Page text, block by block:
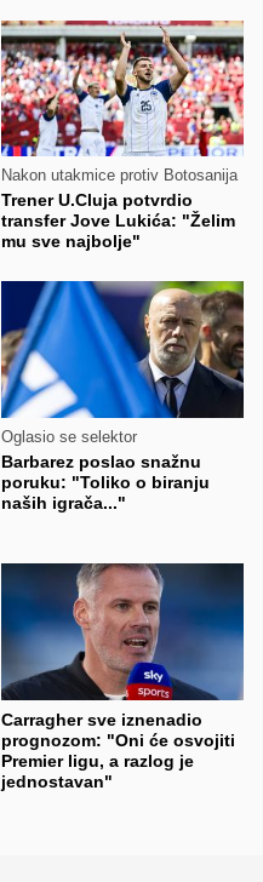
Nakon utakmice protiv Botosanija
Trener U.Cluja potvrdio
transfer Jove Lukića: "Želim
mu sve najbolje"
Oglasio se selektor
Barbarez poslao snažnu
poruku: "Toliko o biranju
naših igrača..."
Carragher sve iznenadio
prognozom: "Oni će osvojiti
Premier ligu, a razlog je
jednostavan"